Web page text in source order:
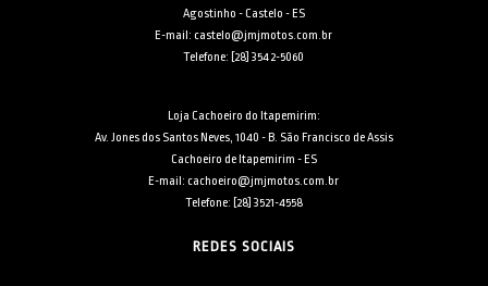
Agostinho - Castelo - ES
E-mail: castelo@jmjmotos.com.br
Telefone: [28] 3542-5060
Loja Cachoeiro do Itapemirim:
Av. Jones dos Santos Neves, 1040 - B. São Francisco de Assis
Cachoeiro de Itapemirim - ES
E-mail: cachoeiro@jmjmotos.com.br
Telefone: [28] 3521-4558
REDES SOCIAIS